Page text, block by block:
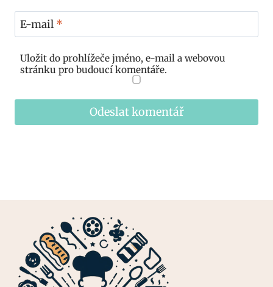
E-mail *
Uložit do prohlížeče jméno, e-mail a webovou
stránku pro budoucí komentáře.